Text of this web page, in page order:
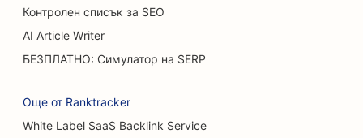
SEO за хирурзи по изгаряния
SEO за кафенета
SEO за магазини за торти
SEO оптимизация за ресторанти с
Контролен списък за SEO
AI Article Writer
БЕЗПЛАТНО: Симулатор на SERP
Още от Ranktracker
White Label SaaS Backlink Service